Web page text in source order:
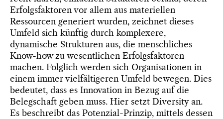
Erfolgsfaktoren vor allem aus materiellen
Ressourcen generiert wurden, zeichnet dieses
Umfeld sich künftig durch komplexere,
dynamische Strukturen aus, die menschliches
Know-how zu wesentlichen Erfolgsfaktoren
machen. Folglich werden sich Organisationen in
einem immer vielfältigeren Umfeld bewegen. Dies
bedeutet, dass es Innovation in Bezug auf die
Belegschaft geben muss. Hier setzt Diversity an.
Es beschreibt das Potenzial-Prinzip, mittels dessen